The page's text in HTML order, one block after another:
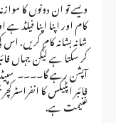
ویسے تو ان دونوں کا
کام اور اپنا اپنا
شانہ بشانہ کام کریں.
کر سکتا ہے لیکن جہاں
آپشن رہے گا۔۔۔۔
فائبر اپٹیکس کا
غنیمت ہے.